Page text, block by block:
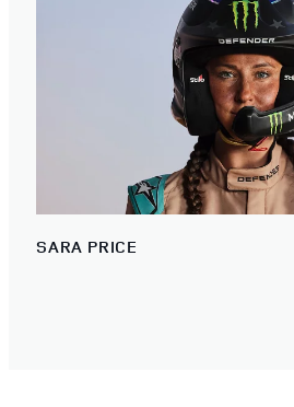
SARA PRICE